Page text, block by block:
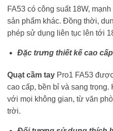
FA53 có công suất 18W,
sản phẩm khác. Đồng thời,
phép sử dụng liên tục lên tới
Đặc trưng thiết kế cao
Quạt cầm tay Pro1 FA53
cao cấp, bền bỉ và sang
với mọi không gian, từ văn
trời.